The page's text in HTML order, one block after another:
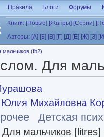
Правила Блоги Форумы
Книги: [Новые] [Жанры] [Серии]
Авторы: [А] [Б] [В] [Г] [Д] [Е] [Ж] [З]
(fb2)
Для
Юлия Михайловна
Детская
мальчиков [litres]